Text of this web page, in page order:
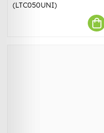
(LTC050UNI)